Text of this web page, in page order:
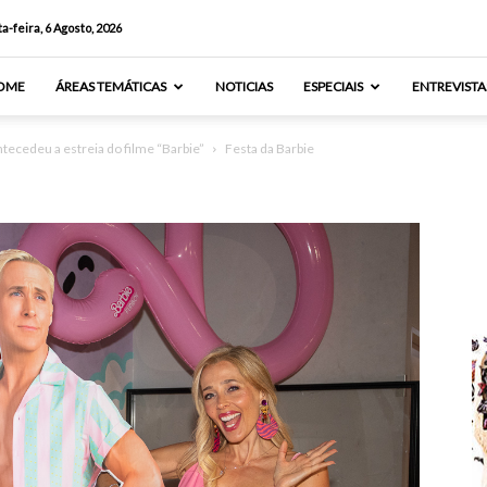
feira, 6 Agosto, 2026
ÁREAS TEMÁTICAS NOTICIAS ESPECIAIS
a estreia do filme “Barbie” Festa da Barbie